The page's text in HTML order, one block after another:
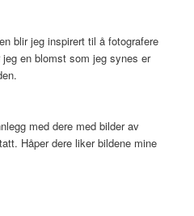
blir jeg inspirert til å fotografere
en blomst som jeg synes er
med dere med bilder av
Håper dere liker bildene mine